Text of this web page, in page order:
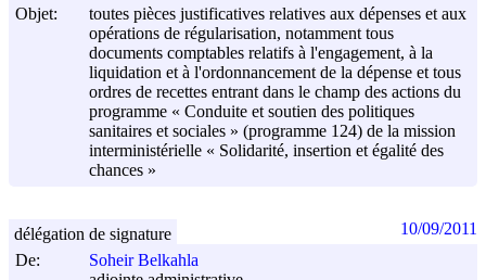
Objet:
toutes pièces justificatives relatives aux dépenses et aux
opérations de régularisation, notamment tous
documents comptables relatifs à l'engagement, à la
liquidation et à l'ordonnancement de la dépense et tous
ordres de recettes entrant dans le champ des actions du
programme « Conduite et soutien des politiques
sanitaires et sociales » (programme 124) de la mission
interministérielle « Solidarité, insertion et égalité des
chances »
De:
Soheir Belkahla
délégation de signature 10/09/2011